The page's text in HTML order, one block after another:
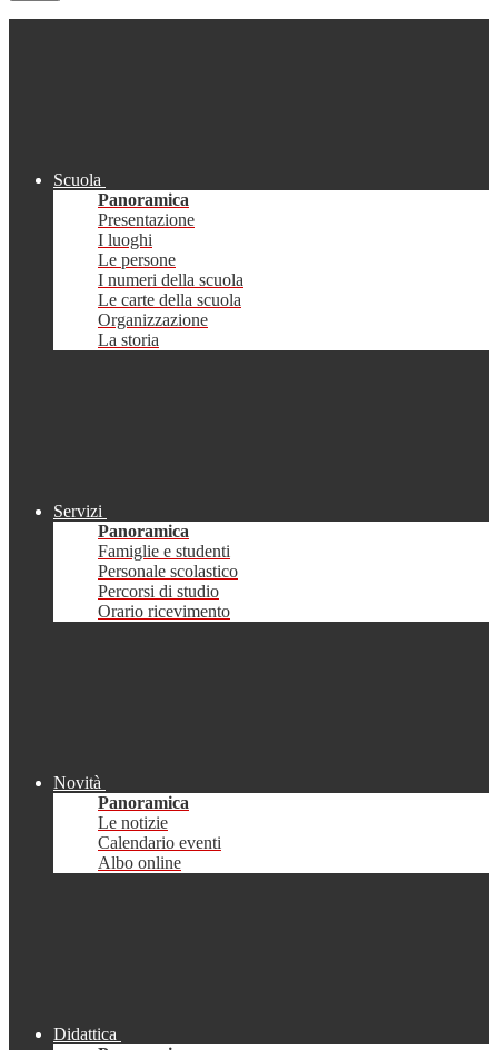
Scuola
Panoramica
Presentazione
I luoghi
Le persone
I numeri della scuola
Le carte della scuola
Organizzazione
La storia
Servizi
Panoramica
Famiglie e studenti
Personale scolastico
Percorsi di studio
Orario ricevimento
Novità
Panoramica
Le notizie
Calendario eventi
Albo online
Didattica